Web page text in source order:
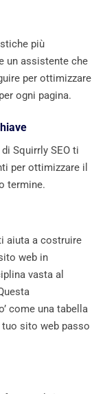
più
un assistente che
per ottimizzare
ogni pagina.
Squirrly SEO ti
per ottimizzare il
termine.
aiuta a costruire
web in
vasta al
come una tabella
sito web passo